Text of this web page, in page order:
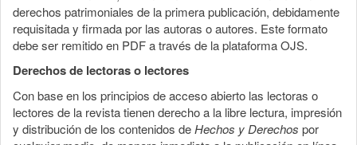
derechos patrimoniales de la primera publicación, debidamente
requisitada y firmada por las autoras o autores. Este formato
debe ser remitido en PDF a través de la plataforma OJS.
Derechos de lectoras o lectores
Con base en los principios de acceso abierto las lectoras o
lectores de la revista tienen derecho a la libre lectura, impresión
y distribución de los contenidos deHechos y Derechos por